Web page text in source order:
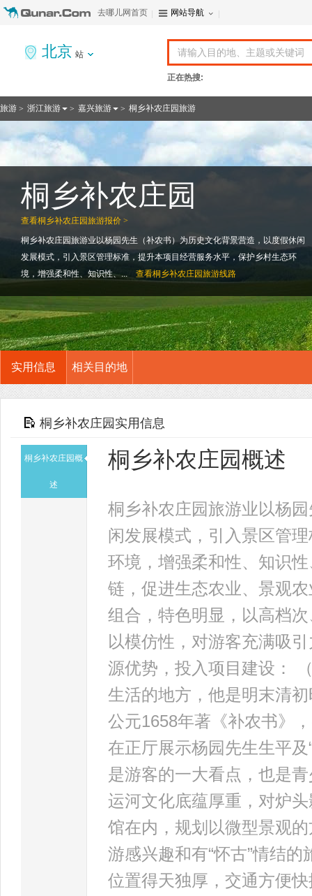
去哪儿网首页 网站导航
北京 站
正在热搜:
旅游 > 浙江旅游 > 嘉兴旅游 > 桐乡补农庄园旅游
查看桐乡补农庄园旅游报价 >
桐乡补农庄园
桐乡补农庄园旅游业以杨园先生（补农书）为历史文化背景营造，以度假休闲
发展模式，引入景区管理标准，提升本项目经营服务水平，保护乡村生态环
境，增强柔和性、知识性、...
查看桐乡补农庄园旅游线路
实用信息 相关目的地
桐乡补农庄园实用信息
桐乡补农庄园概
述
桐乡补农庄园概述
桐乡补农庄园旅游业以杨
闲发展模式，引入景区管
环境，增强柔和性、知识
链，促进生态农业、景观
组合，特色明显，以高档
以模仿性，对游客充满吸
源优势，投入项目建设：
生活的地方，他是明末清
公元1658年著《补农书》
在正厅展示杨园先生生平
是游客的一大看点，也是
运河文化底蕴厚重，对炉
馆在内，规划以微型景观
游感兴趣和有“怀古”情结
位置得天独厚，交通方便